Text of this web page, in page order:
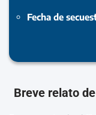
Fecha de
Breve relato